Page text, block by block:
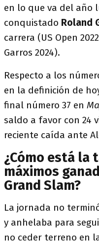
en lo que va del año
conquistado Roland
carrera (US Open
Garros 2024).
Respecto a los
en la definición de
final número 37 en
saldo a favor con 24
reciente caída ante
¿Cómo está la
máximos
Grand Slam?
La jornada no
y anhelaba para
no ceder terreno en